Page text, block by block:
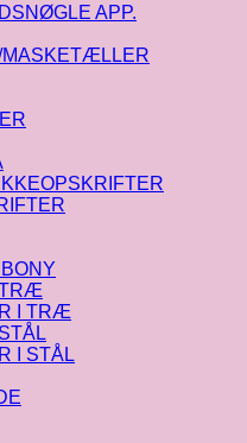
APP.
TRÆ
I TRÆ
I STÅL